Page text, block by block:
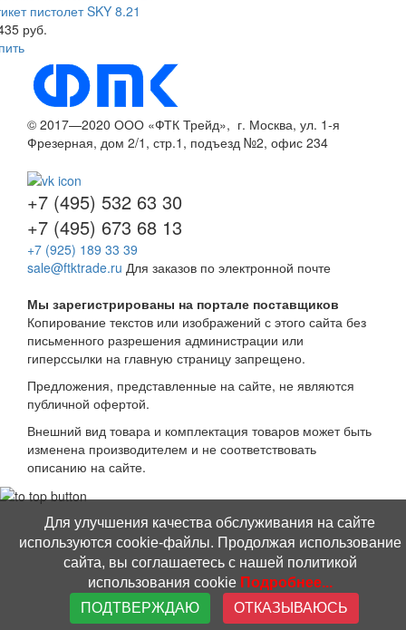
пистолет SKY 8.21
руб.
© 2017—2020 ООО «ФТК Трейд», г. Москва, ул. 1-я
Фрезерная, дом 2/1, стр.1, подъезд №2, офис 234
+7 (495) 532 63 30
+7 (495) 673 68 13
+7 (925) 189 33 39
sale@ftktrade.ru Для заказов по электронной почте
Мы зарегистрированы на портале поставщиков
Копирование текстов или изображений с этого сайта без
письменного разрешения администрации или
гиперссылки на главную страницу запрещено.
Предложения, представленные на сайте, не являются
публичной офертой.
Внешний вид товара и комплектация товаров может быть
изменена производителем и не соответствовать
описанию на сайте.
Для улучшения качества обслуживания на сайте
используются cookie-файлы. Продолжая использование
сайта, вы соглашаетесь с нашей политикой
использования cookie Подробнее...
ПОДТВЕРЖДАЮ
ОТКАЗЫВАЮСЬ